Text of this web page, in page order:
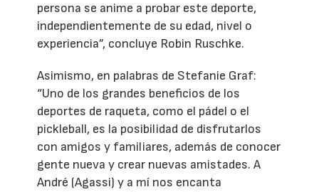
persona se anime a probar este deporte,
independientemente de su edad, nivel o
experiencia”, concluye Robin Ruschke.
Asimismo, en palabras de Stefanie Graf:
“Uno de los grandes beneficios de los
deportes de raqueta, como el pádel o el
pickleball, es la posibilidad de disfrutarlos
con amigos y familiares, además de conocer
gente nueva y crear nuevas amistades. A
André (Agassi) y a mí nos encanta